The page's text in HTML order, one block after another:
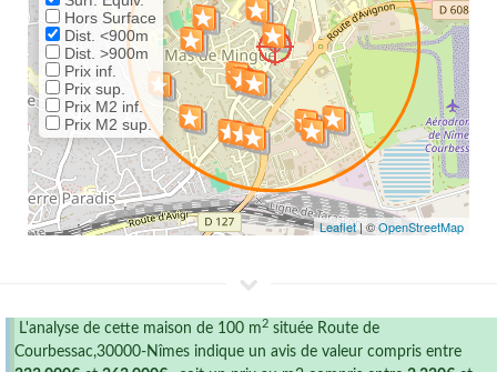
Hors Surface
Dist. <900m
Dist. >900m
Prix inf.
Prix sup.
Prix M2 inf.
Prix M2 sup.
Leaflet| ©OpenStreetMap
L'analyse de cette maison de 100 m 2 située Route de
Courbessac,30000-Nîmes indique un avis de valeur compris entre